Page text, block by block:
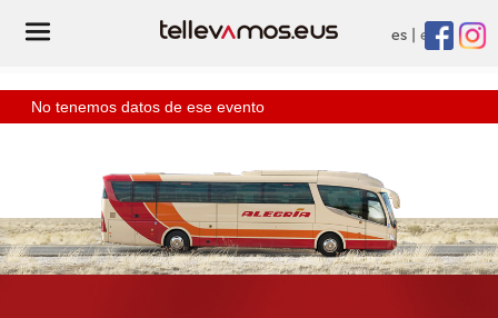
es eu
No tenemos datos de ese evento